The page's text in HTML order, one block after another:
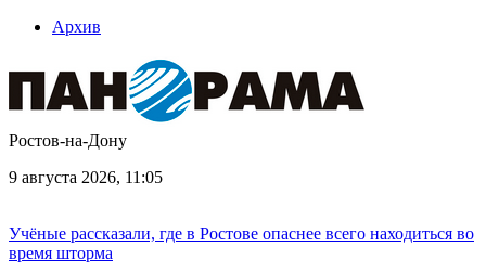
Архив
Ростов-на-Дону
9 августа 2026, 11:05
Учёные рассказали, где в Ростове опаснее всего находиться во
время шторма